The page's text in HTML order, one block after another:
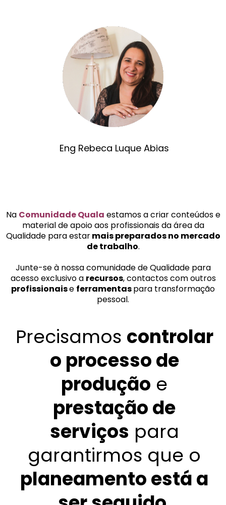
Eng Rebeca Luque Abias
Na Comunidade Quala estamos a criar conteúdos e
material de apoio aos profissionais da área da
Qualidade para estarmais preparados no mercado
de trabalho.
Junte-se à nossa comunidade de Qualidade para
acesso exclusivo a recursos, contactos com outros
profissionaise ferramentaspara transformação
pessoal.
Precisamos controlar
o processo de
produção e
prestação de
serviços para
garantirmos que o
planeamento está a